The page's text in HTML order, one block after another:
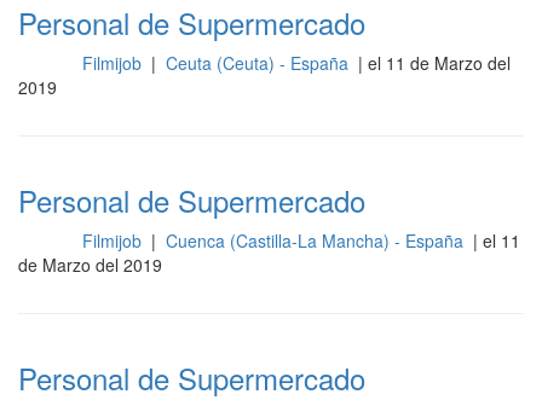
Personal de Supermercado
Filmijob | Ceuta (Ceuta) - España | el 11 de Marzo del
2019
Personal de Supermercado
Filmijob | Cuenca (Castilla-La Mancha) - España | el 11
de Marzo del 2019
Personal de Supermercado